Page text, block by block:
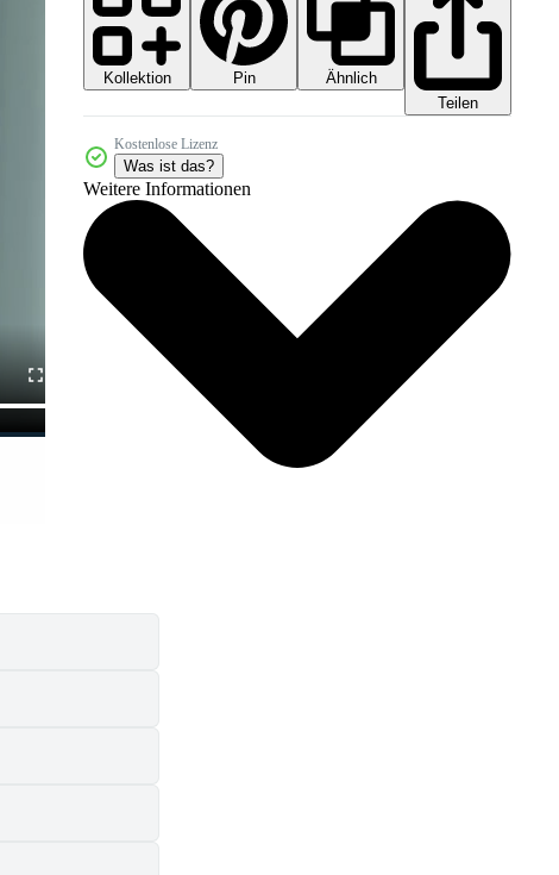
Kollektion Pin
Ähnlich
Teilen
Kostenlose Lizenz
Was ist das?
Weitere Informationen